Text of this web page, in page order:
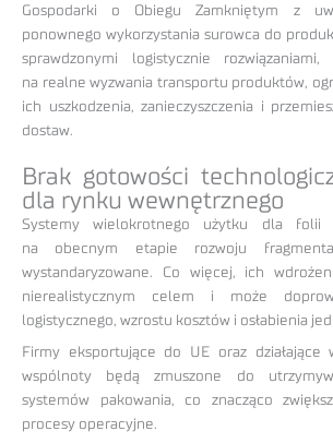
Gospodarki o Obiegu Zamkniętym z
ponownego wykorzystania surowca do
sprawdzonymi logistycznie
na realne wyzwania transportu produktów,
ich uszkodzenia, zanieczyszczenia i
dostaw.
Brak gotowości
dla rynku wewnętrznego
Systemy wielokrotnego użytku dla folii
na obecnym etapie rozwoju
wystandaryzowane. Co więcej, ich
nierealistycznym celem i może
logistycznego, wzrostu kosztów i osłabienia
Firmy eksportujące do UE oraz działające
wspólnoty będą zmuszone do
systemów pakowania, co znacząco
procesy operacyjne.